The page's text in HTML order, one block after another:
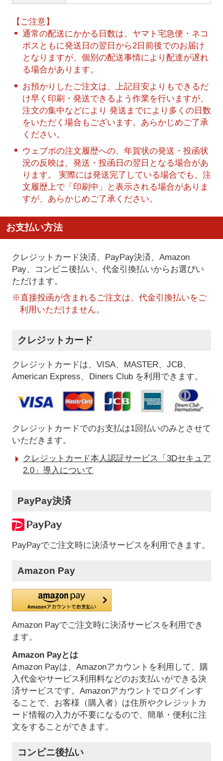
【ご注意】
通常の配送にかかる日数は、ヤマト宅急便・ネコ
ポスともに発送日の翌日から2日前後でのお届け
となりますが、個別の配送事情により配達が遅れ
る場合があります。
お預かりしたご注文は、上記目安よりもできるだ
け早く印刷・発送できるよう作業を行いますが、
注文の集中などにより 発送までにより多くの日数
をいただく場合もございます。あらかじめご了承
ください。
ウェブポの注文履歴への、年賀状の発送・投函状
況の反映は、発送・投函日の翌日となる場合があ
ります。 実際には発送完了している場合でも、注
文履歴上で「印刷中」と表示される場合がありま
すが、あらかじめご了承ください。
お支払い方法
クレジットカード決済、PayPay決済、Amazon
Pay、コンビニ後払い、代金引換払いからお選びい
ただけます。
※直接投函が含まれるご注文は、代金引換払いをご
利用いただけません。
クレジットカード
クレジットカードは、VISA、MASTER、JCB、
American Express、Diners Club を利用できます。
クレジットカードでのお支払は1回払いのみとさせて
いただきます。
クレジットカード本人認証サービス「3Dセキュア
2.0」導入について
PayPay決済
PayPayでご注文時に決済サービスを利用できます。
Amazon Pay
Amazon Payでご注文時に決済サービスを利用でき
ます。
Amazon Payとは
Amazon Payは、Amazonアカウントを利用して、購
入代金やサービス利用料などのお支払いができる決
済サービスです。Amazonアカウントでログインす
ることで、お客様（購入者）は住所やクレジットカ
ード情報の入力が不要になるので、簡単・便利に注
文をすることができます。
コンビニ後払い